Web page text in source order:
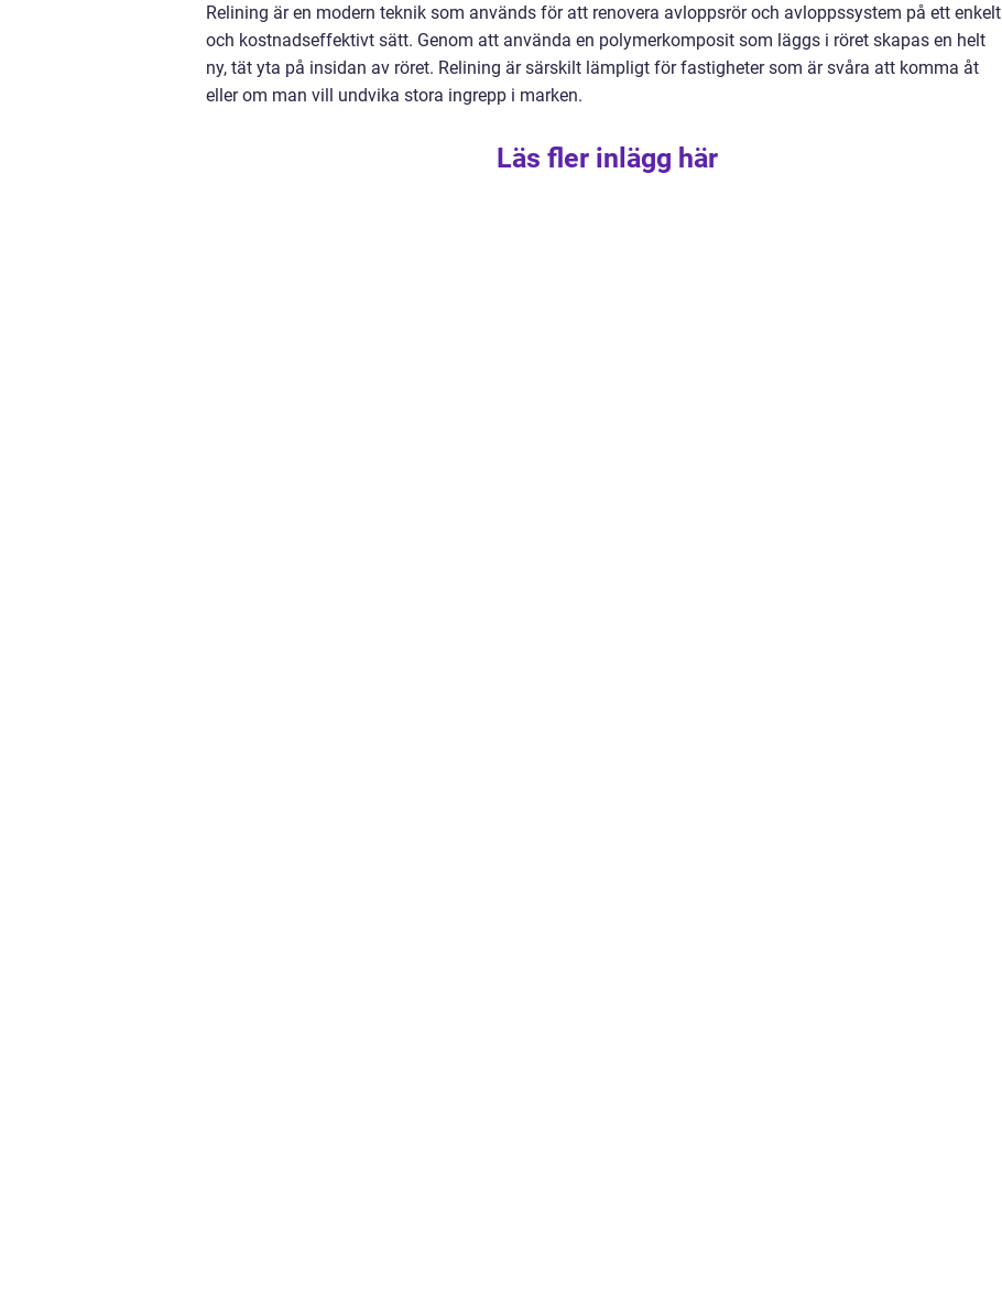
Relining är en modern teknik som används för att renovera avloppsrör och avloppssystem på ett enkelt
och kostnadseffektivt sätt. Genom att använda en polymerkomposit som läggs i röret skapas en helt
ny, tät yta på insidan av röret. Relining är särskilt lämpligt för fastigheter som är svåra att komma åt
eller om man vill undvika stora ingrepp i marken.
Läs fler inlägg här